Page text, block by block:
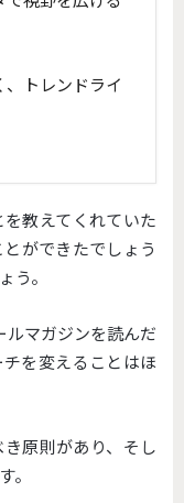
トレンドライ
教えてくれていた
ができたでしょう
う。
ルマガジンを読んだ
を変えることはほ
原則があり、そし
。